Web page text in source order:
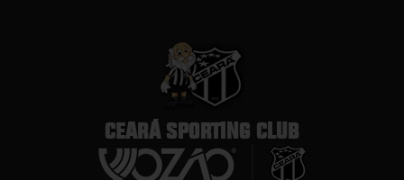
CEARÁ SPORTING CLUB